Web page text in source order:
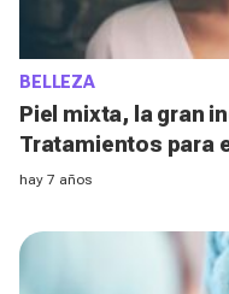
BELLEZA
Piel mixta, la gran
Tratamientos para
hay 7 años